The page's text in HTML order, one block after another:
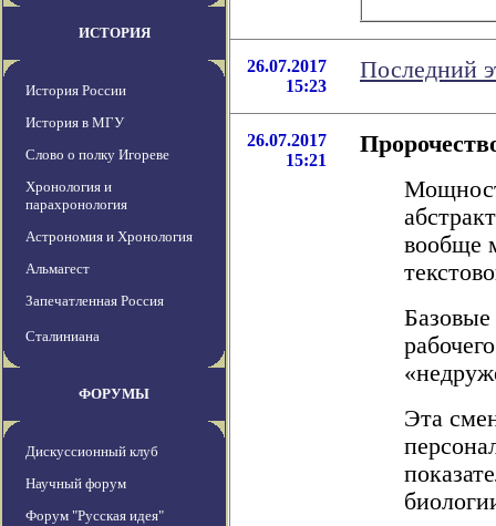
ИСТОРИЯ
История России
История в МГУ
Слово о полку Игореве
Хронология и
парахронология
Астрономия и Хронология
Альмагест
Запечатленная Россия
Сталиниана
ФОРУМЫ
Дискуссионный клуб
Научный форум
Форум "Русская идея"
26.07.2017
15:23
Последний
26.07.2017
15:21
вообще
Эта